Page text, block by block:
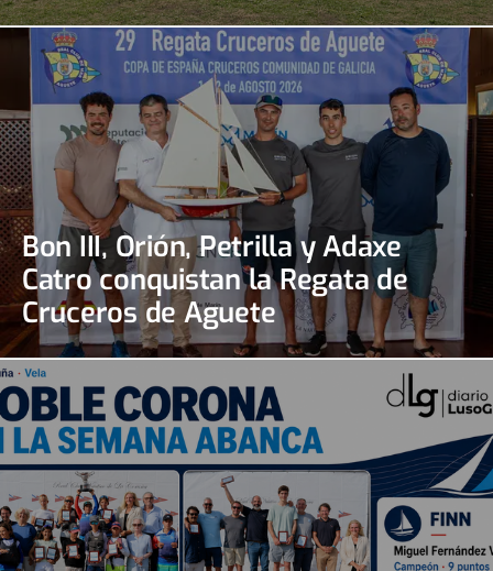
Bon III, Orión, Petrilla y Adaxe
Catro conquistan la Regata de
Cruceros de Aguete